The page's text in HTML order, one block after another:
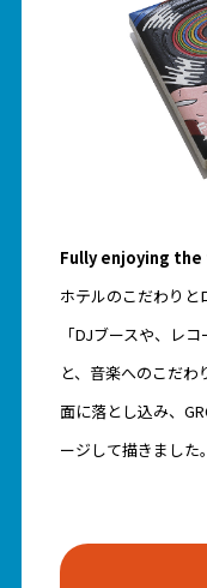
Fully enjoying the
ホテルのこだわりと
「DJブースや、レ
と、音楽へのこだ
面に落とし込み、
ージして描きました